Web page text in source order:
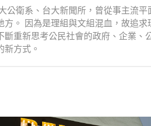
公衛系、台大新聞所，曾從事主流
。 因為是理組與文組混血，故追
重新思考公民社會的政府、企業、
新方式。